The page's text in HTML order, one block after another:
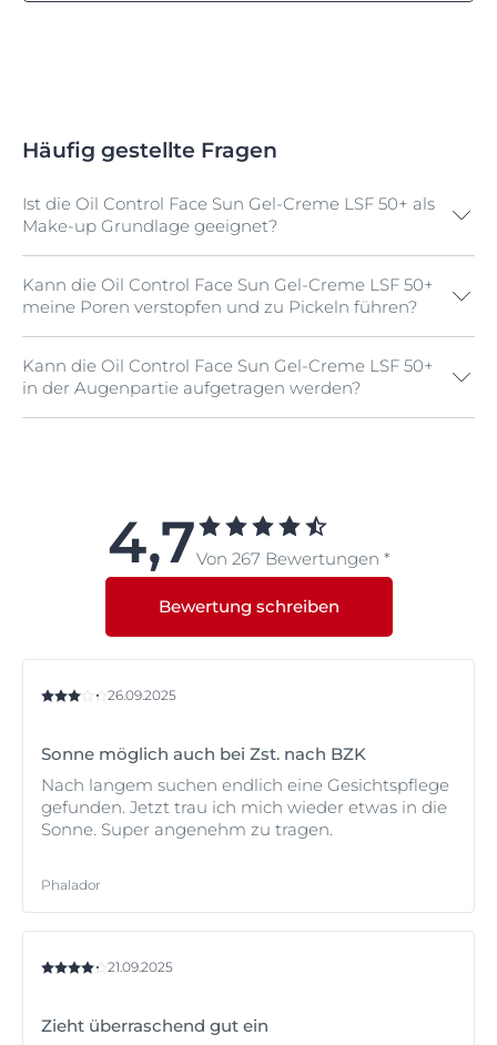
Häufig gestellte Fragen
Ist die Oil Control Face Sun Gel-Creme LSF 50+ als
Make-up Grundlage geeignet?
Ja, die Eucerin Oil Control Face Sun Gel-Creme LSF
50+ ist hervorragend als Make-up Grundlage geeignet
und kann mit oder statt einer Tagespflege unter dem
Make-up aufgetragen werden.
Kann die Oil Control Face Sun Gel-Creme LSF 50+
meine Poren verstopfen und zu Pickeln führen?
Nein, die Eucerin Oil Control Face Sun Gel-Creme LSF
50+ ist speziell für fettige und zu Unreinheiten
neigende Haut konzipiert. Sie ist nicht komedogen
Kann die Oil Control Face Sun Gel-Creme LSF 50+
in der Augenpartie aufgetragen werden?
möglichst vermieden werden.
4,7Von 267 Bewertungen *
Bewertung schreiben
26.09.2025
Sonne möglich auch bei Zst. nach BZK
Nach langem suchen endlich eine Gesichtspflege
gefunden. Jetzt trau ich mich wieder etwas in die
Sonne. Super angenehm zu tragen.
Phalador
21.09.2025
Zieht überraschend gut ein